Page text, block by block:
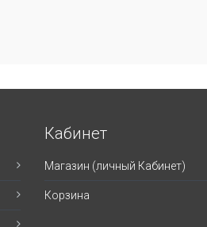
Кабинет
Магазин (личный Кабинет)
Корзина